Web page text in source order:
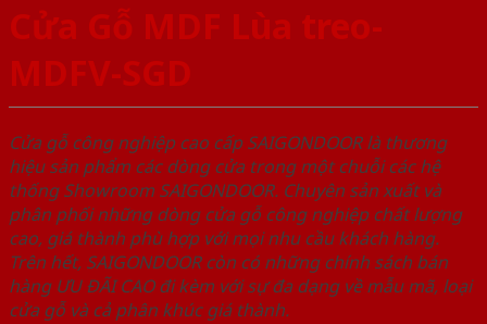
Cửa Gỗ MDF Lùa treo-
MDFV-SGD
Cửa gỗ công nghiệp cao cấp SAIGONDOOR là thương
hiệu sản phẩm các dòng cửa trong một chuỗi các hệ
thống Showroom SAIGONDOOR. Chuyên sản xuất và
phân phối những dòng cửa gỗ công nghiệp chất lượng
cao, giá thành phù hợp với mọi nhu cầu khách hàng.
Trên hết, SAIGONDOOR còn có những chính sách bán
hàng ƯU ĐÃI CAO đi kèm với sự đa dạng về mẫu mã, loại
cửa gỗ và cả phân khúc giá thành.